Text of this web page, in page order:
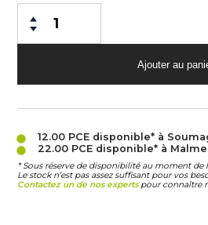
12.00 PCEdisponible* à
22.00 PCEdisponible* à
* Sous réserve de disponibilité au moment
Le stock n’est pas assez suffisant pour vos
Contactez un de nos expertspour connaître